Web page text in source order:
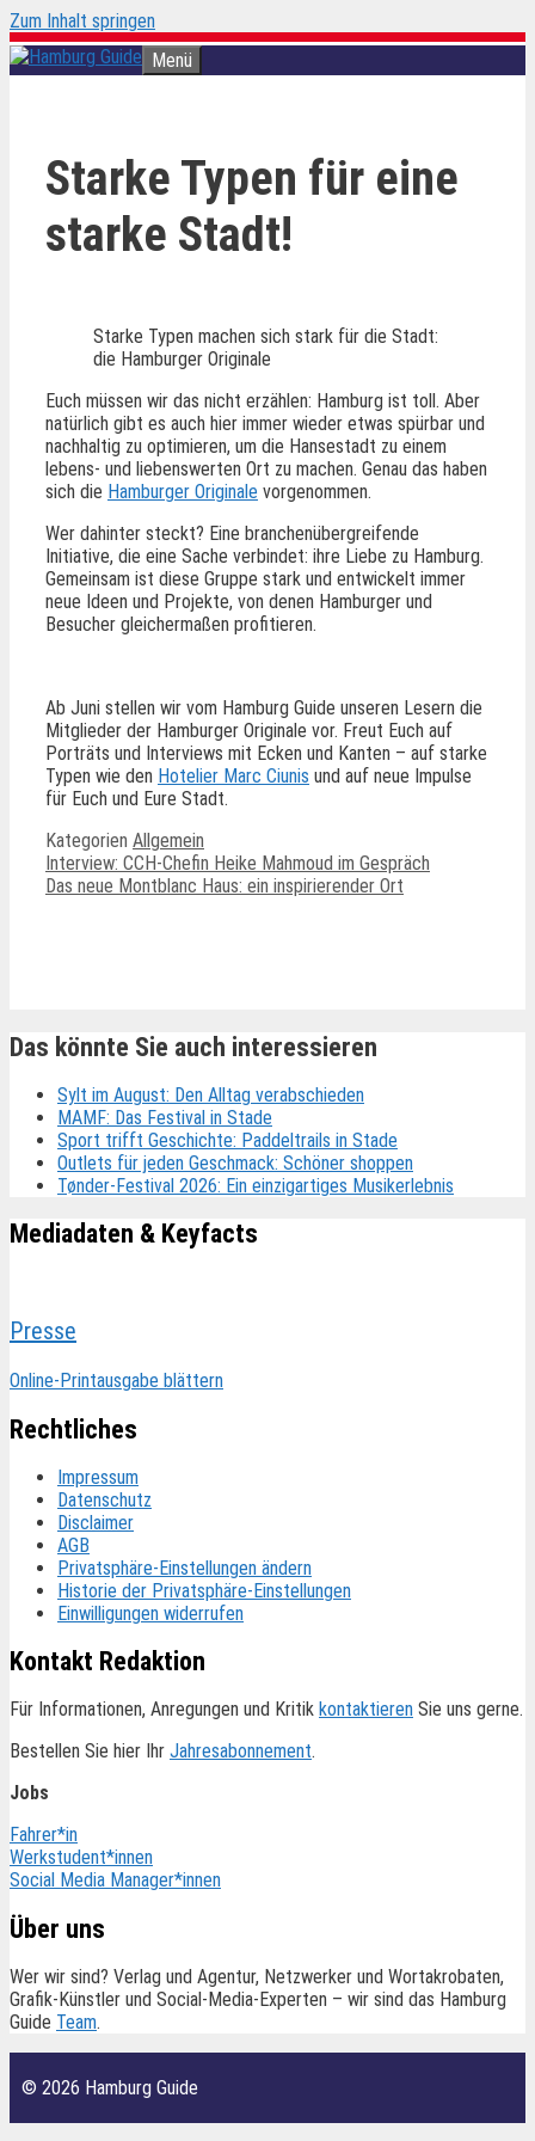
Zum Inhalt springen
Menü
Starke Typen für eine
starke Stadt!
Starke Typen machen sich stark für die Stadt:
die Hamburger Originale
Euch müssen wir das nicht erzählen: Hamburg ist toll. Aber
natürlich gibt es auch hier immer wieder etwas spürbar und
nachhaltig zu optimieren, um die Hansestadt zu einem
lebens- und liebenswerten Ort zu machen. Genau das haben
sich die Hamburger Originale vorgenommen.
Wer dahinter steckt? Eine branchenübergreifende
Initiative, die eine Sache verbindet: ihre Liebe zu Hamburg.
Gemeinsam ist diese Gruppe stark und entwickelt immer
neue Ideen und Projekte, von denen Hamburger und
Besucher gleichermaßen profitieren.
Ab Juni stellen wir vom Hamburg Guide unseren Lesern die
Mitglieder der Hamburger Originale vor. Freut Euch auf
Porträts und Interviews mit Ecken und Kanten – auf starke
Typen wie den Hotelier Marc Ciunis und auf neue Impulse
für Euch und Eure Stadt.
Kategorien Allgemein
Interview: CCH-Chefin Heike Mahmoud im Gespräch
Das neue Montblanc Haus: ein inspirierender Ort
Das könnte Sie auch interessieren
Sylt im August: Den Alltag verabschieden
MAMF: Das Festival in Stade
Sport trifft Geschichte: Paddeltrails in Stade
Outlets für jeden Geschmack: Schöner shoppen
Tønder-Festival 2026: Ein einzigartiges Musikerlebnis
Mediadaten & Keyfacts
Presse
Online-Printausgabe blättern
Rechtliches
Impressum
Datenschutz
Disclaimer
AGB
Privatsphäre-Einstellungen ändern
Historie der Privatsphäre-Einstellungen
Einwilligungen widerrufen
Kontakt Redaktion
Für Informationen, Anregungen und Kritik kontaktieren Sie uns gerne.
Bestellen Sie hier Ihr Jahresabonnement.
Jobs
Fahrer*in
Werkstudent*innen
Social Media Manager*innen
Über uns
Wer wir sind? Verlag und Agentur, Netzwerker und Wortakrobaten,
Grafik-Künstler und Social-Media-Experten – wir sind das Hamburg
Guide Team.
© 2026 Hamburg Guide